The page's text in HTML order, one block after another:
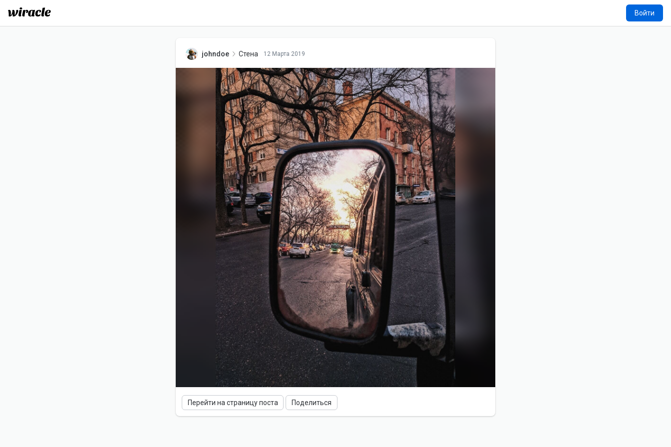
Войти
J johndoe Стена 12 Марта 2019
Перейти на страницу поста Поделиться